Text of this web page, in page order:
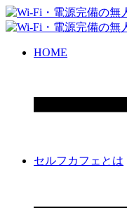
HOME
セルフカフェとは